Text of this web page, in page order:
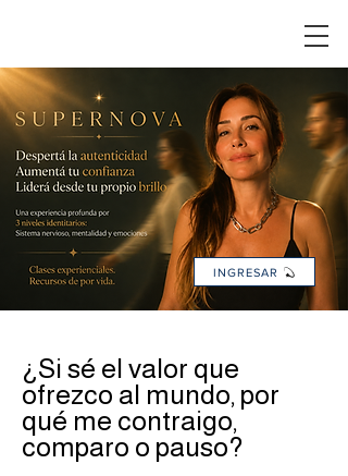
INGRESAR
¿Si sé el valor que
ofrezco al mundo, por
qué me contraigo,
comparo o pauso?